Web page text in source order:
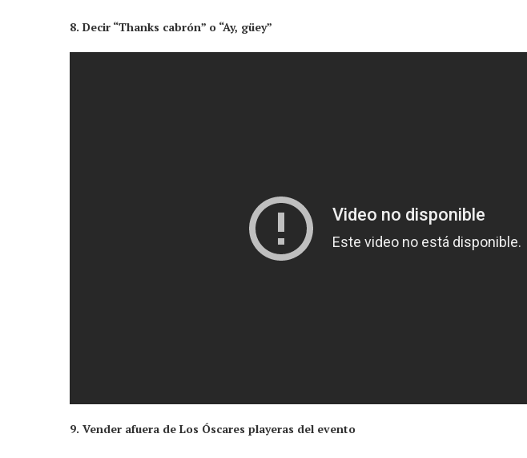
8. Decir “Thanks cabrón” o “Ay, güey”
9. Vender afuera de Los Óscares playeras del evento